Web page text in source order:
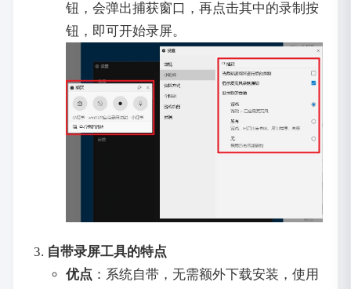
钮，会弹出捕获窗口，再点击其中的录制按
钮，即可开始录屏。
自带录屏工具的特点
优点 ：系统自带，无需额外下载安装，使用